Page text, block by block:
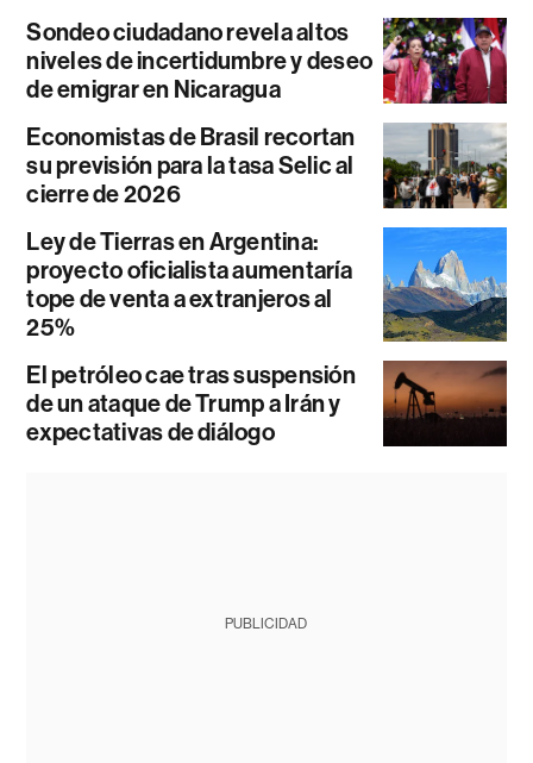
Sondeo ciudadano revela altos
niveles de incertidumbre y deseo
de emigrar en Nicaragua
Economistas de Brasil recortan
su previsión para la tasa Selic al
cierre de 2026
Ley de Tierras en Argentina:
proyecto oficialista aumentaría
tope de venta a extranjeros al
25%
El petróleo cae tras suspensión
de un ataque de Trump a Irán y
expectativas de diálogo
PUBLICIDAD